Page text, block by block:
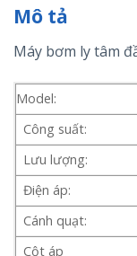
Mô tả
Máy bơm ly tâm
Model:
Công suất:
Lưu lượng:
Điện áp:
Cánh quạt:
Cột áp